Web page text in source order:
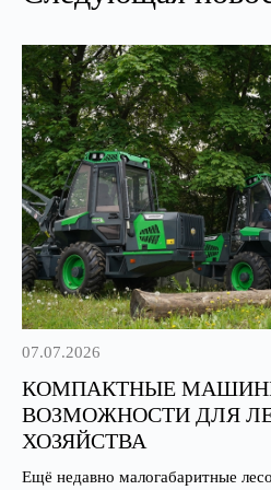
07.07.2026
КОМПАКТНЫЕ
ВОЗМОЖНОСТИ ДЛЯ
ХОЗЯЙСТВА
Ещё недавно малогабаритные